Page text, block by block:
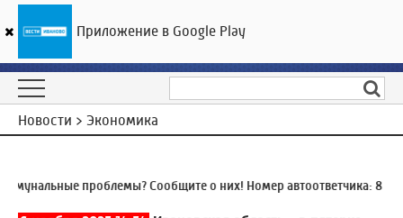
ГТРК «Ивтелерадио»
Новости > Экономика
проблемы? Сообщите о них! Номер автоответчика:8
Приложение в Google Play